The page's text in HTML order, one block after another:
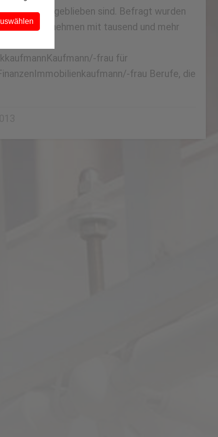
treu geblieben sind. Befragt wurden
800 Unternehmen mit tausend und mehr
frau für
frau Berufe, die